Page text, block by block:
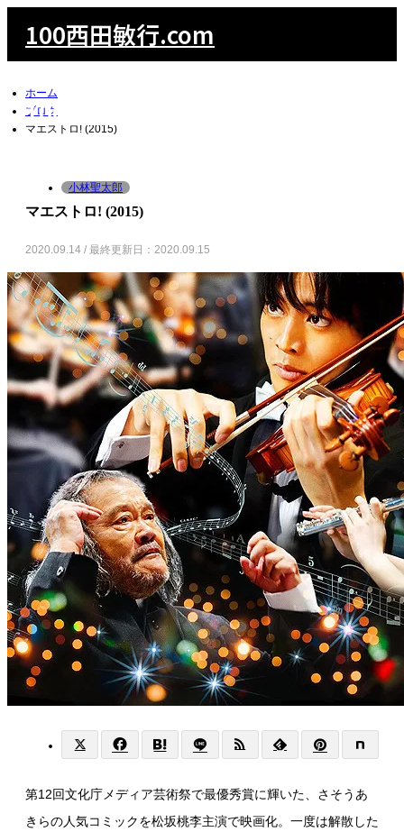
100西田敏行.com
100西田敏行.com
ホーム
ブログ
マエストロ! (2015)
小林聖太郎
マエストロ! (2015)
2020.09.14 / 最終更新日：2020.09.15
第12回文化庁メディア芸術祭で最優秀賞に輝いた、さそうあ
きらの人気コミックを松坂桃李主演で映画化。一度は解散した